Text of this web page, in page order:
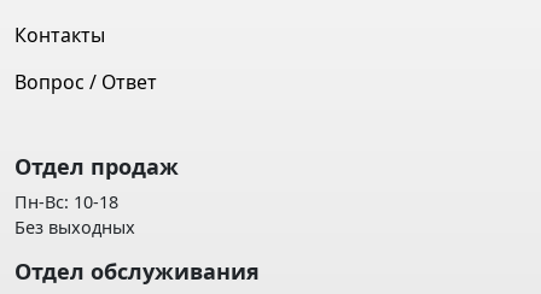
Контакты
Вопрос / Ответ
Отдел продаж
Пн-Вс: 10-18
Без выходных
Отдел обслуживания